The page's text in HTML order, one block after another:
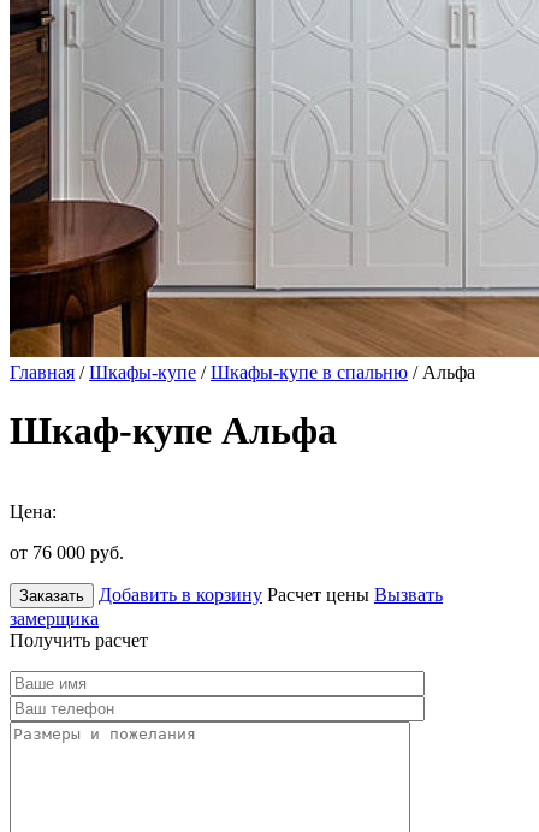
Главная /Шкафы-купе /Шкафы-купе в спальню / Альфа
Шкаф-купе Альфа
Цена:
от 76 000 руб.
Заказать Добавить в корзину Расчет цены Вызвать
замерщика
Получить расчет